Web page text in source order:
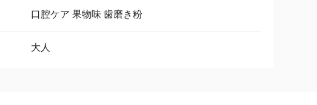
口腔ケア 果物味 歯磨き粉
大人